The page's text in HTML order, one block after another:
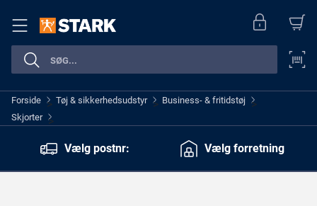
Forside > Tøj & sikkerhedsudstyr > Business- & fritidstøj >
Skjorter >
Vælg postnr:
Vælg forretning